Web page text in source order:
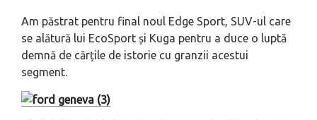
Am păstrat pentru final noul Edge Sport, SUV-ul care
se alătură lui EcoSport și Kuga pentru a duce o luptă
demnă de cărțile de istorie cu granzii acestui
segment.